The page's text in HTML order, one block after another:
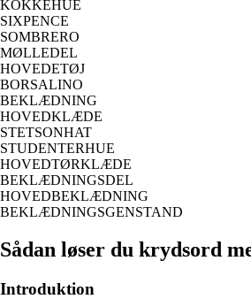
KOKKEHUE
SIXPENCE
SOMBRERO
MØLLEDEL
HOVEDETØJ
BORSALINO
BEKLÆDNING
HOVEDKLÆDE
STETSONHAT
STUDENTERHUE
HOVEDTØRKLÆDE
BEKLÆDNINGSDEL
HOVEDBEKLÆDNING
BEKLÆDNINGSGENSTAND
Sådan løser du krydsord
Introduktion